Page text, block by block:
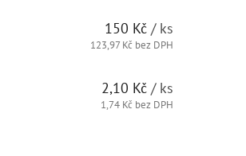
150 Kč / ks
123,97 Kč bez DPH
2,10 Kč / ks
1,74 Kč bez DPH